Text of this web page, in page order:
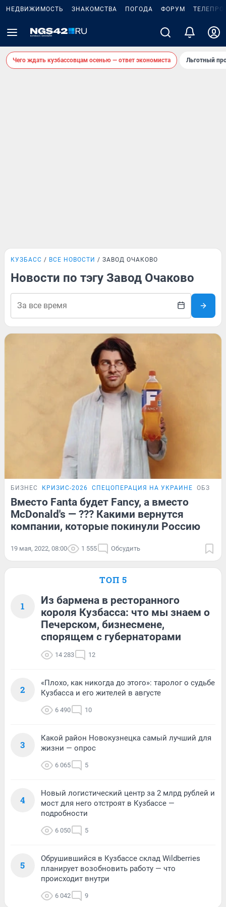
НЕДВИЖИМОСТЬ ЗНАКОМСТВА ПОГОДА ФОРУМ
Чего ждать кузбассовцам осенью — ответ экономиста Льготный
КУЗБАСС ВСЕ НОВОСТИ ЗАВОД ОЧАКОВО
Новости по тэгу Завод Очаково
БИЗНЕС КРИЗИС-2026 СПЕЦОПЕРАЦИЯ НА УКРАИНЕ ОБЗОР
Вместо Fanta будет Fancy, а вместо
McDonald's — ??? Какими вернутся
компании, которые покинули Россию
19 мая, 2022, 08:00 1 555 Обсудить
ТОП 5
1
Из бармена в ресторанного
короля Кузбасса: что мы знаем о
Печерском, бизнесмене,
спорящем с губернаторами
14 283 12
2
«Плохо, как никогда до этого»: таролог о судьбе
Кузбасса и его жителей в августе
6 490 10
3
Какой район Новокузнецка самый лучший для
жизни — опрос
6 065 5
4
Новый логистический центр за 2 млрд рублей и
мост для него отстроят в Кузбассе —
подробности
6 050 5
5
Обрушившийся в Кузбассе склад Wildberries
планирует возобновить работу — что
происходит внутри
6 042 9